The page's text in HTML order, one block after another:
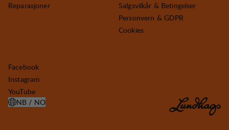
Reparasjoner
Salgsvilkår & Betingelser
Personvern & GDPR
Cookies
Facebook
Instagram
YouTube
NB / NO
ÅPNE VELG LAND